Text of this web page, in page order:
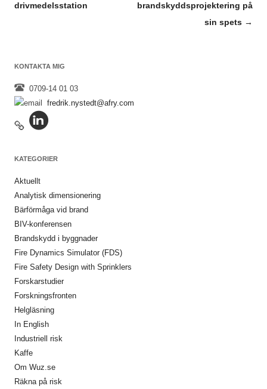
drivmedelsstation
brandskyddsprojektering på
sin spets →
KONTAKTA MIG
0709-14 01 03
fredrik.nystedt@afry.com
KATEGORIER
Aktuellt
Analytisk dimensionering
Bärförmåga vid brand
BIV-konferensen
Brandskydd i byggnader
Fire Dynamics Simulator (FDS)
Fire Safety Design with Sprinklers
Forskarstudier
Forskningsfronten
Helgläsning
In English
Industriell risk
Kaffe
Om Wuz.se
Räkna på risk